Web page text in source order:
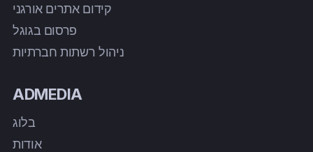
קידום אתרים אורגני
פרסום בגוגל
ניהול רשתות חברתיות
ADMEDIA
בלוג
אודות